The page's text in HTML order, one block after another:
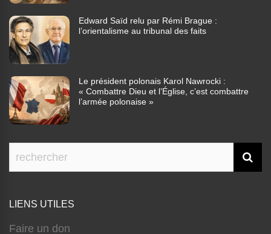
Edward Saïd relu par Rémi Brague :
l’orientalisme au tribunal des faits
Le président polonais Karol Nawrocki :
« Combattre Dieu et l’Église, c’est combattre
l’armée polonaise »
LIENS UTILES
Faire un don